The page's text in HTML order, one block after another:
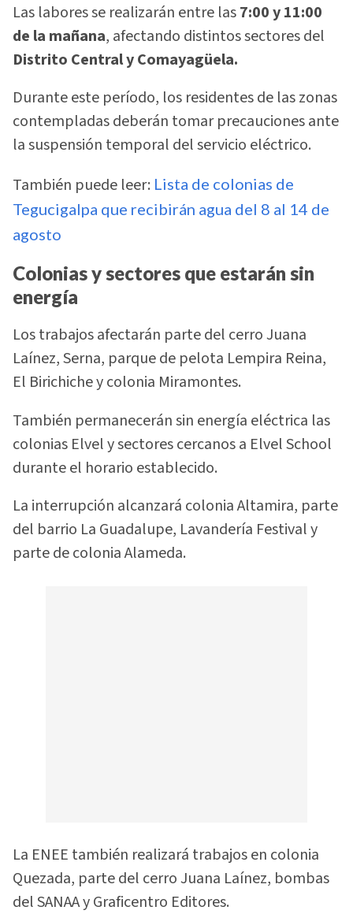
Las labores se realizarán entre las7:00 y 11:00
de la mañana, afectando distintos sectores del
Distrito Central y Comayagüela.
Durante este período, los residentes de las zonas
contempladas deberán tomar precauciones ante
la suspensión temporal del servicio eléctrico.
También puede leer: Lista de colonias de
Tegucigalpa que recibirán agua del 8 al 14 de
agosto
Colonias y sectores que estarán sin
energía
Los trabajos afectarán parte del cerro Juana
Laínez, Serna, parque de pelota Lempira Reina,
El Birichiche y colonia Miramontes.
También permanecerán sin energía eléctrica las
colonias Elvel y sectores cercanos a Elvel School
durante el horario establecido.
La interrupción alcanzará colonia Altamira, parte
del barrio La Guadalupe, Lavandería Festival y
parte de colonia Alameda.
La ENEE también realizará trabajos en colonia
Quezada, parte del cerro Juana Laínez, bombas
del SANAA y Graficentro Editores.